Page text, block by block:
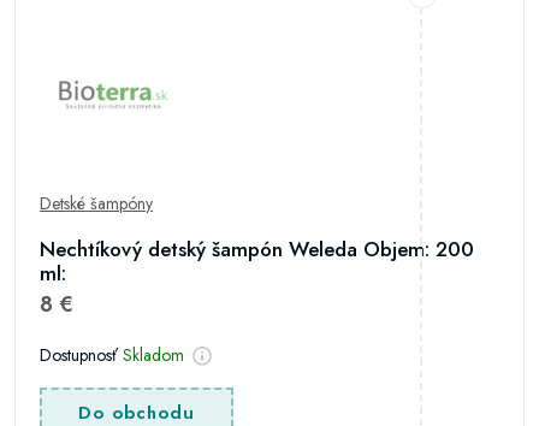
Detské šampóny
Nechtíkový detský šampón Weleda Objem: 200
ml:
8 €
Dostupnosť Skladom
Do obchodu